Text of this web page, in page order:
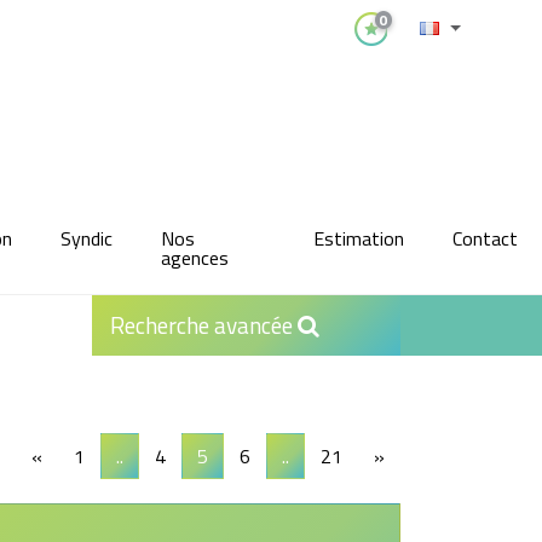
0
Syndic Nos
agences
Estimation Contact
Recherche avancée
« 1 .. 4 5 6 .. 21 »